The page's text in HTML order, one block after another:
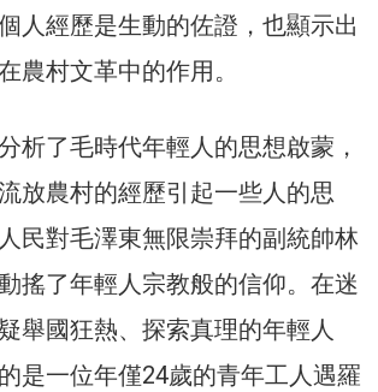
人經歷是生動的佐證，也顯示出
農村文革中的作用。
析了毛時代年輕人的思想啟蒙，
放農村的經歷引起一些人的思
民對毛澤東無限崇拜的副統帥林
搖了年輕人宗教般的信仰。在迷
舉國狂熱、探索真理的年輕人
是一位年僅24歲的青年工人遇羅